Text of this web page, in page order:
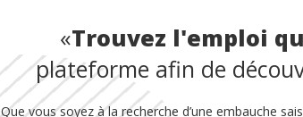
«Trouvez l'emploi
plateforme afin de
Que vous soyez à la recherche d’une embauche